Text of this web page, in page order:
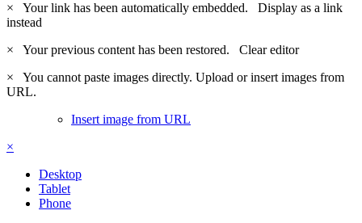
×
Your link has been automatically embedded. Display as a link
instead
×
Your previous content has been restored. Clear editor
×
You cannot paste images directly. Upload or insert images from
URL.
Insert image from URL
×
Desktop
Tablet
Phone